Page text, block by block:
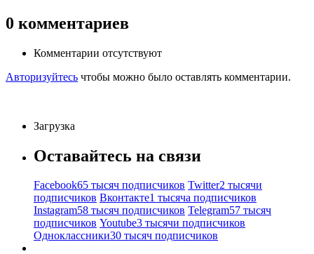
0 комментариев
Комментарии отсутствуют
Авторизуйтесь чтобы можно было оставлять комментарии.
Загрузка
Оставайтесь на связи
Facebook65 тысяч подписчиков Twitter2 тысячи
подписчиков Вконтакте1 тысяча подписчиков
Instagram58 тысяч подписчиков Telegram57 тысяч
подписчиков Youtube3 тысячи подписчиков
Одноклассники30 тысяч подписчиков